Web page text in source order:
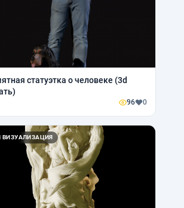
статуэтка о человеке (3d
96 0
ВИЗУАЛИЗАЦИЯ